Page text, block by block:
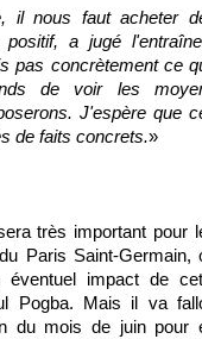
il nous faut acheter
a jugé
pas concrètement ce
de voir les
J'espère que
de faits concrets.»
très important pour
Paris Saint-Germain,
éventuel impact de
Pogba. Mais il va
du mois de juin pour